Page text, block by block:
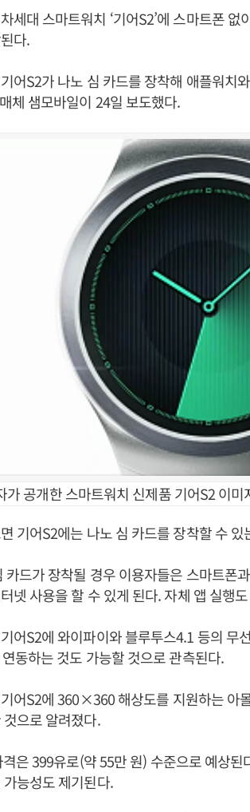
세대 스마트워치 ‘기어S2’에 스마트폰
다.
어S2가 나노 심 카드를 장착해 애플워치
체 샘모바일이 24일 보도했다.
공개한 스마트워치 신제품 기어S2 이미
기어S2에는 나노 심 카드를 장착할 수
카드가 장착될 경우 이용자들은 스마트폰
넷 사용을 할 수 있게 된다. 자체 앱 실행
어S2에 와이파이와 블루투스4.1 등의 무
동하는 것도 가능할 것으로 관측된다.
어S2에 360×360 해상도를 지원하는 아
으로 알려졌다.
은 399유로(약 55만 원) 수준으로 예상
능성도 제기된다.